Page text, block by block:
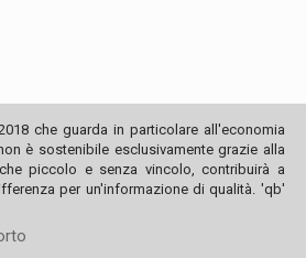
che guarda in particolare all'economia
è sostenibile esclusivamente grazie alla
piccolo e senza vincolo, contribuirà a
per un'informazione di qualità. 'qb'